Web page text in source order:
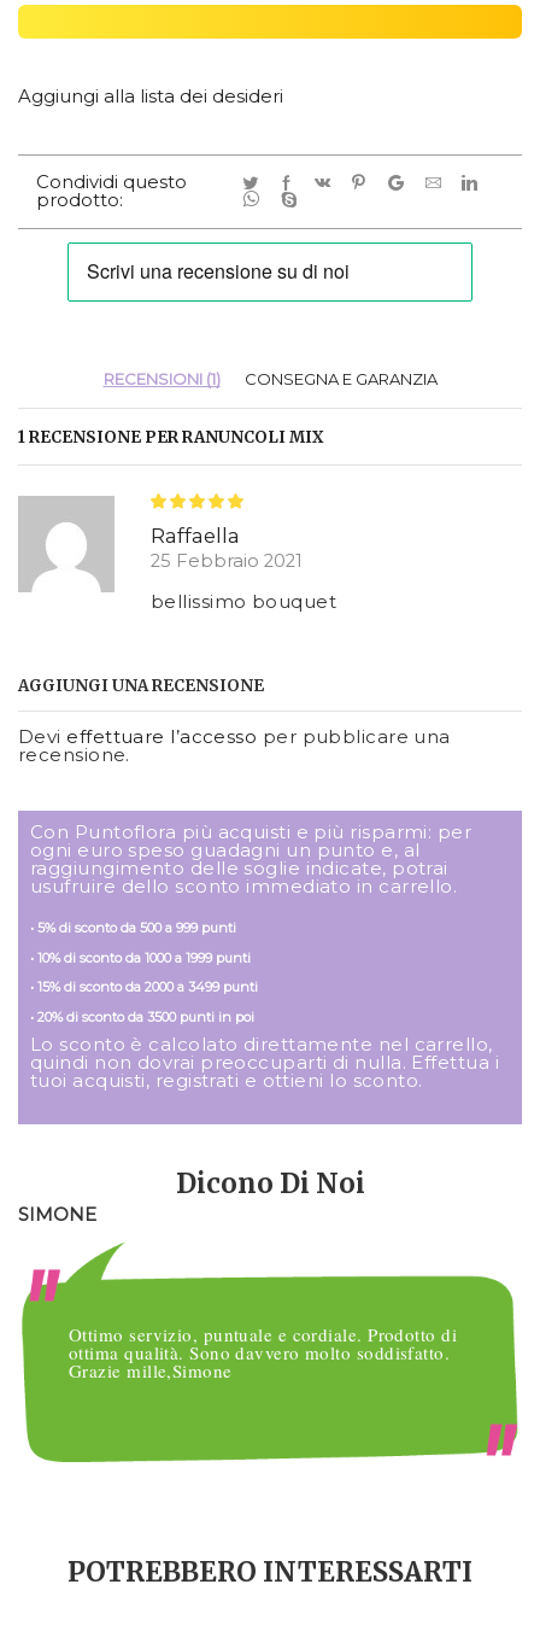
Aggiungi alla lista dei desideri
Condividi questo
prodotto:
RECENSIONI (1) CONSEGNA E GARANZIA
1 RECENSIONE PERRANUNCOLI MIX
Raffaella
25 Febbraio 2021
bellissimo bouquet
AGGIUNGI UNA RECENSIONE
Devi effettuare l’accesso per pubblicare una
recensione.
Con Puntoflora più acquisti e più risparmi: per
ogni euro speso guadagni un punto e, al
raggiungimento delle soglie indicate, potrai
usufruire dello sconto immediato in carrello.
• 5% di sconto da 500 a 999 punti
• 10% di sconto da 1000 a 1999 punti
• 15% di sconto da 2000 a 3499 punti
• 20% di sconto da 3500 punti in poi
Lo sconto è calcolato direttamente nel carrello,
quindi non dovrai preoccuparti di nulla. Effettua i
tuoi acquisti, registrati e ottieni lo sconto.
Dicono Di Noi
SIMONE
Ottimo servizio, puntuale e cordiale. Prodotto di
ottima qualità. Sono davvero molto soddisfatto.
Grazie mille,Simone
POTREBBERO INTERESSARTI